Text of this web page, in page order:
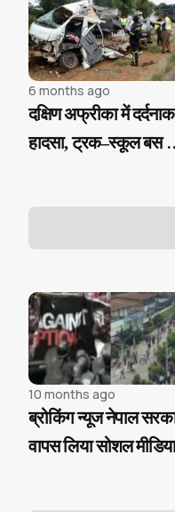
6 months ago
दक्षिण अफ्रीका में दर्दनाक
हादसा, ट्रक–स्कूल बस
10 months ago
ब्रोकिंग न्यूज नेपाल
वापस लिया सोशल